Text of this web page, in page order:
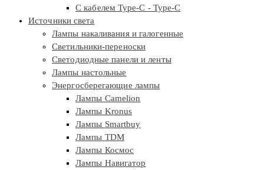
С кабелем Type-C - Type-C
Источники света
Лампы накаливания и галогенные
Светильники-переноски
Светодиодные панели и ленты
Лампы настольные
Энергосберегающие лампы
Лампы Camelion
Лампы Kronus
Лампы Smartbuy
Лампы TDM
Лампы Космос
Лампы Навигатор